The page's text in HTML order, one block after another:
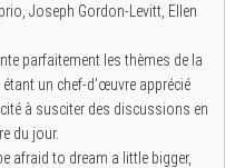
Joseph Gordon-Levitt, Ellen
parfaitement les thèmes de la
un chef-d’œuvre apprécié
à susciter des discussions en
du jour.
afraid to dream a little bigger,